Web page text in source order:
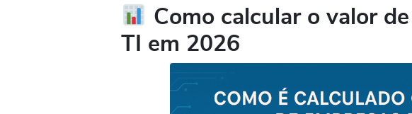
Como calcular o valor
TI em 2026